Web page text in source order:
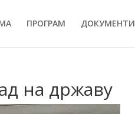
ПРОГРАМ ДОКУМЕНТИ
на државу